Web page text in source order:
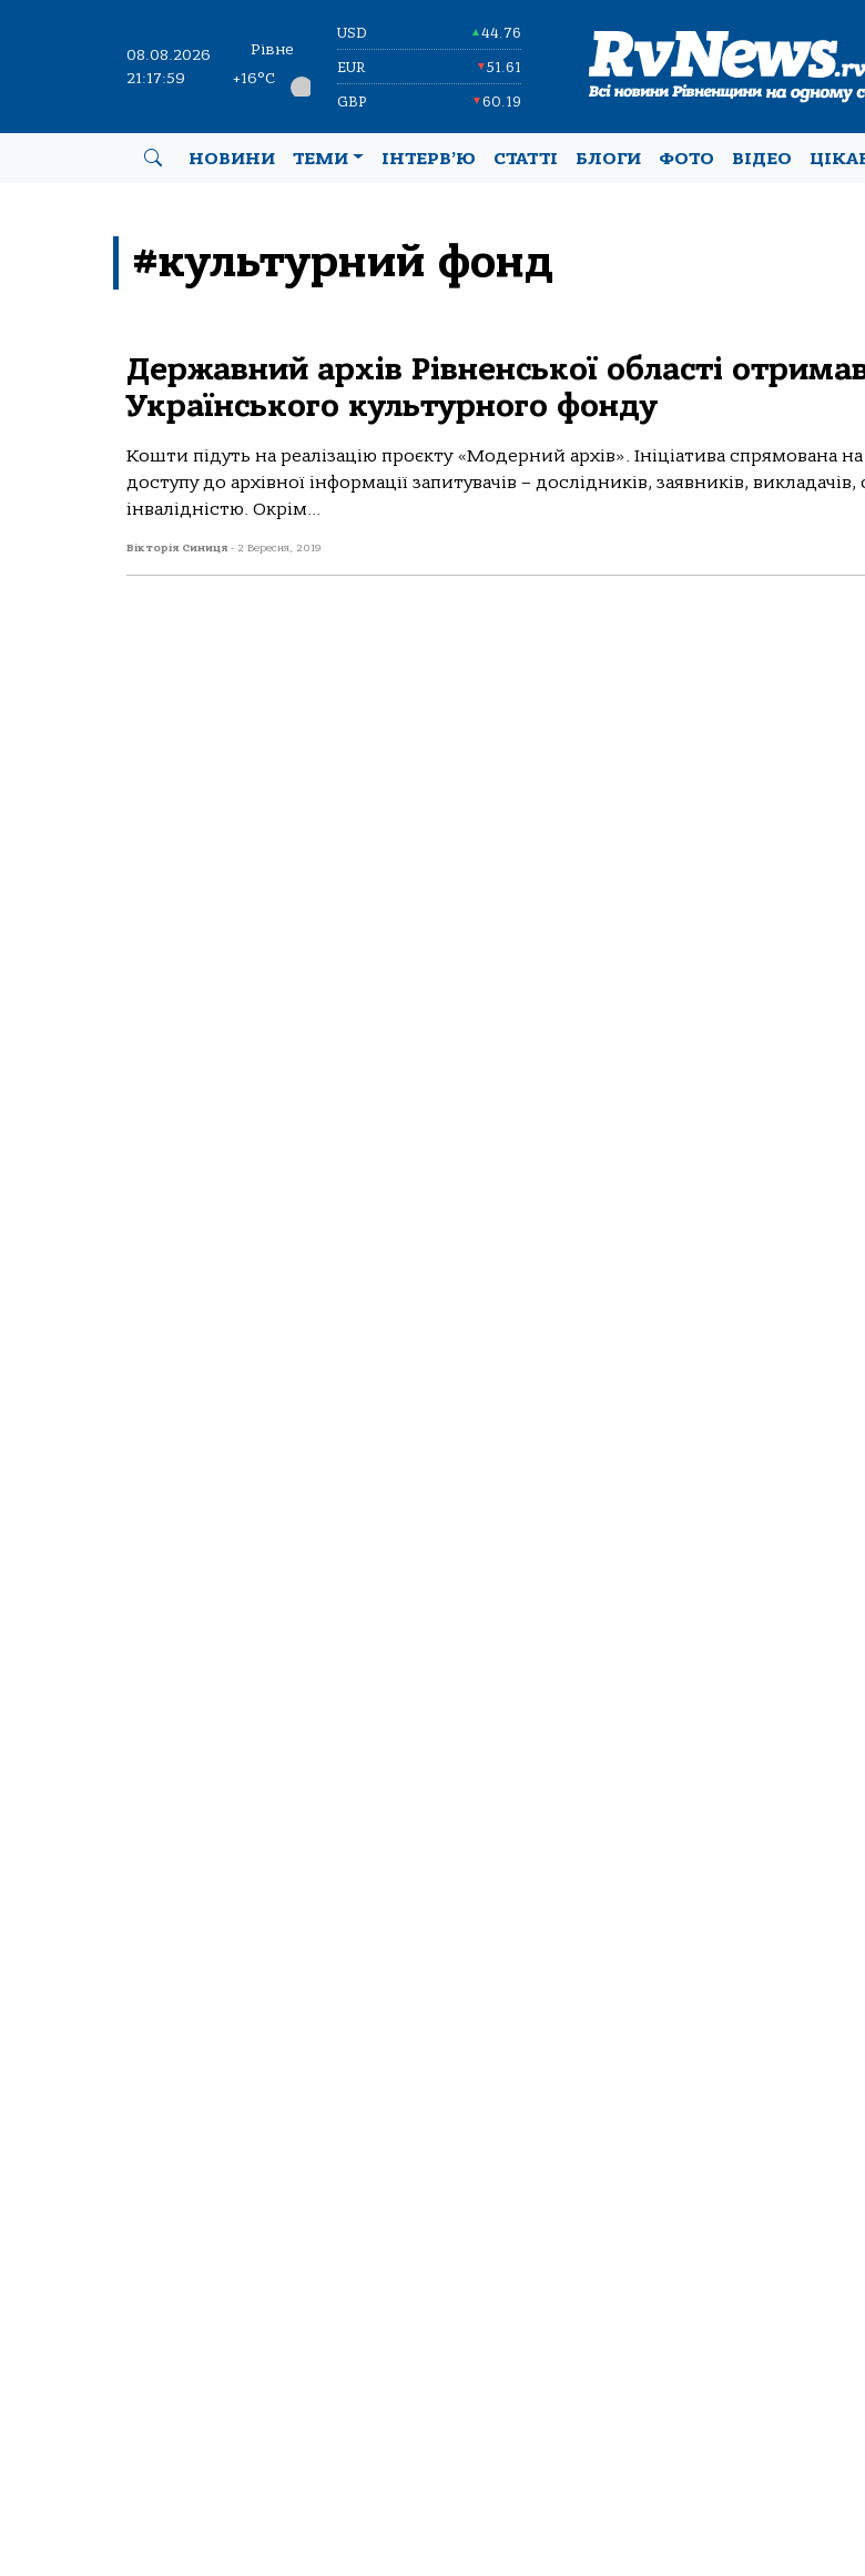
08.08.2026
21:18:00
Рівне
+16°C
USD ▲44.76
EUR ▼51.61
GBP ▼60.19
НОВИНИ ТЕМИ ІНТЕРВ’Ю СТАТТІ БЛОГИ ФОТО ВІДЕО
#культурний фонд
Державний архів Рівненської області
Українського культурного фонду
Кошти підуть на реалізацію проєкту «Модерний архів». Ініціатива спрямована
доступу до архівної інформації запитувачів – дослідників, заявників,
інвалідністю. Окрім...
Вікторія Синиця - 2 Вересня, 2019